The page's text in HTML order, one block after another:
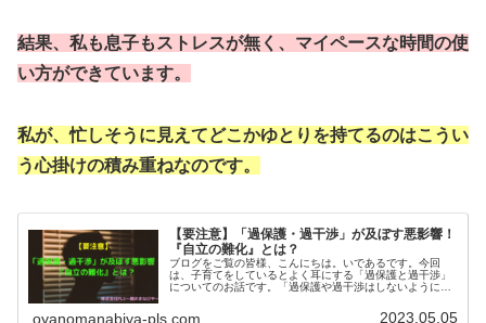
結果、私も息子もストレスが無く、マイペースな時間の使
い方ができています。
私が、忙しそうに見えてどこかゆとりを持てるのはこうい
う心掛けの積み重ねなのです。
【要注意】「過保護・過干渉」が及ぼす悪影響！
『自立の難化』とは？
ブログをご覧の皆様、こんにちは。いであるです。今回
は、子育てをしているとよく耳にする「過保護と過干渉」
についてのお話です。「過保護や過干渉はしないように」
て、お子さんに悪影響が及ぼされるのでしょうか？3回に
oyanomanabiya-pls.com 2023.05.05